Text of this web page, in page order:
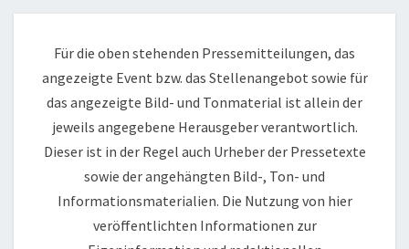
Für die oben stehenden Pressemitteilungen, das
angezeigte Event bzw. das Stellenangebot sowie für
das angezeigte Bild- und Tonmaterial ist allein der
jeweils angegebene Herausgeber verantwortlich.
Dieser ist in der Regel auch Urheber der Pressetexte
sowie der angehängten Bild-, Ton- und
Informationsmaterialien. Die Nutzung von hier
veröffentlichten Informationen zur